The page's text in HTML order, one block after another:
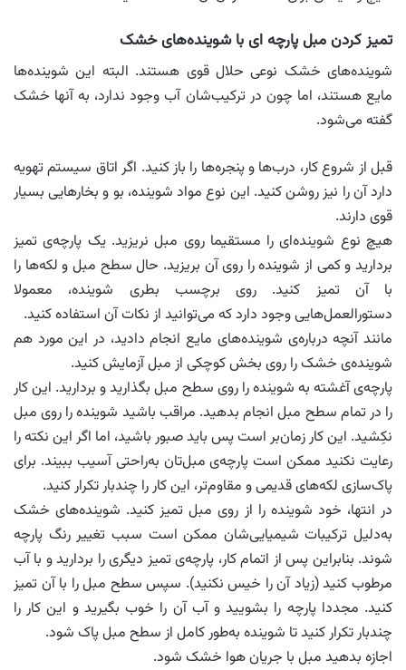
تمیز کردن مبل پارچه ای با شوینده‌های خشک
شوینده‌های خشک نوعی حلال قوی هستند. البته این شوینده‌‌ها
مایع هستند، اما چون در ترکیب‌شان آب وجود ندارد، به آنها خشک
گفته می‌شود.
قبل از شروع کار، درب‌ها و پنجره‌ها را باز کنید. اگر اتاق سیستم تهویه
دارد آن را نیز روشن کنید. این نوع مواد شوینده، بو و بخارهایی بسیار
قوی دارند.
هیچ نوع شوینده‌ای را مستقیما روی مبل نریزید. یک پارچه‌ی تمیز
بردارید و کمی از شوینده را روی آن بریزید. حال سطح مبل و لکه‌ها را
با آن تمیز کنید. روی برچسب بطری شوینده، معمولا
دستورالعمل‌هایی وجود دارد که می‌توانید از نکات آن استفاده کنید.
مانند آنچه درباره‌ی شوینده‌های مایع انجام دادید، در این مورد هم
شوینده‌ی خشک را روی بخش کوچکی از مبل آزمایش کنید.
پارچه‌ی آغشته به شوینده را روی سطح مبل بگذارید و بردارید. این کار
را در تمام سطح مبل انجام بدهید. مراقب باشید شوینده را روی مبل
نکِشید. این کار زمان‌بر است پس باید صبور باشید، اما اگر این نکته را
رعایت نکنید ممکن است پارچه‌ی مبل‌تان به‌راحتی آسیب ببیند. برای
پاک‌سازی لکه‌های قدیمی و مقاوم‌تر، این کار را چندبار تکرار کنید.
در انتها، خود شوینده را از روی مبل تمیز کنید. شوینده‌های خشک
به‌دلیل ترکیبات شیمیایی‌شان ممکن است سبب تغییر رنگ پارچه
شوند. بنابراین پس از اتمام کار، پارچه‌ی تمیز دیگری را بردارید و با آب
مرطوب کنید (زیاد آن را خیس نکنید). سپس سطح مبل را با آن تمیز
کنید. مجددا پارچه را بشویید و آب آن را خوب بگیرید و این کار را
چندبار تکرار کنید تا شوینده به‌طور کامل از سطح مبل پاک شود.
اجازه بدهید مبل با جریان هوا خشک شود.